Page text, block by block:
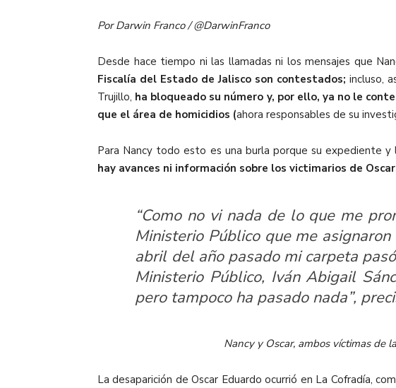
Por Darwin Franco / @DarwinFranco
Desde hace tiempo ni las llamadas ni los mensajes que
Fiscalía del Estado de Jalisco son contestados; incluso,
Trujillo, ha bloqueado su número y, por ello, ya no le
que el área de homicidios (ahora responsables de su
Para Nancy todo esto es una burla porque su expediente
hay avances ni información sobre los victimarios de
“Como no vi nada de lo que me
Ministerio Público que me
abril del año pasado mi carpeta
Ministerio Público, Iván Abigail
pero tampoco ha pasado nada”,
Nancy y Oscar, ambos víctimas de
La desaparición de Oscar Eduardo ocurrió en La Cofradía,